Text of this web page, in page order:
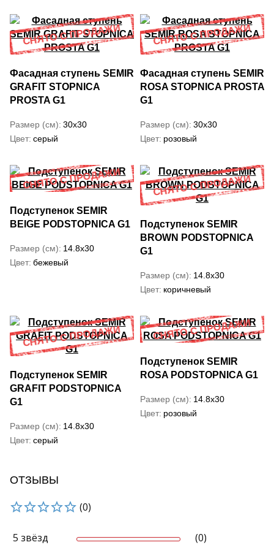
Фасадная ступень SEMIR
GRAFIT STOPNICA
PROSTA G1
Размер (см) 30x30
Цвет серый
Фасадная ступень SEMIR
ROSA STOPNICA PROSTA
G1
Размер (см) 30x30
Цвет розовый
Подступенок SEMIR
BEIGE PODSTOPNICA G1
Размер (см) 14.8x30
Цвет бежевый
Подступенок SEMIR
BROWN PODSTOPNICA
G1
Размер (см) 14.8x30
Цвет коричневый
Подступенок SEMIR
GRAFIT PODSTOPNICA
G1
Размер (см) 14.8x30
Цвет серый
Подступенок SEMIR
ROSA PODSTOPNICA G1
Размер (см) 14.8x30
Цвет розовый
ОТЗЫВЫ
(0)
5 звёзд
(0)